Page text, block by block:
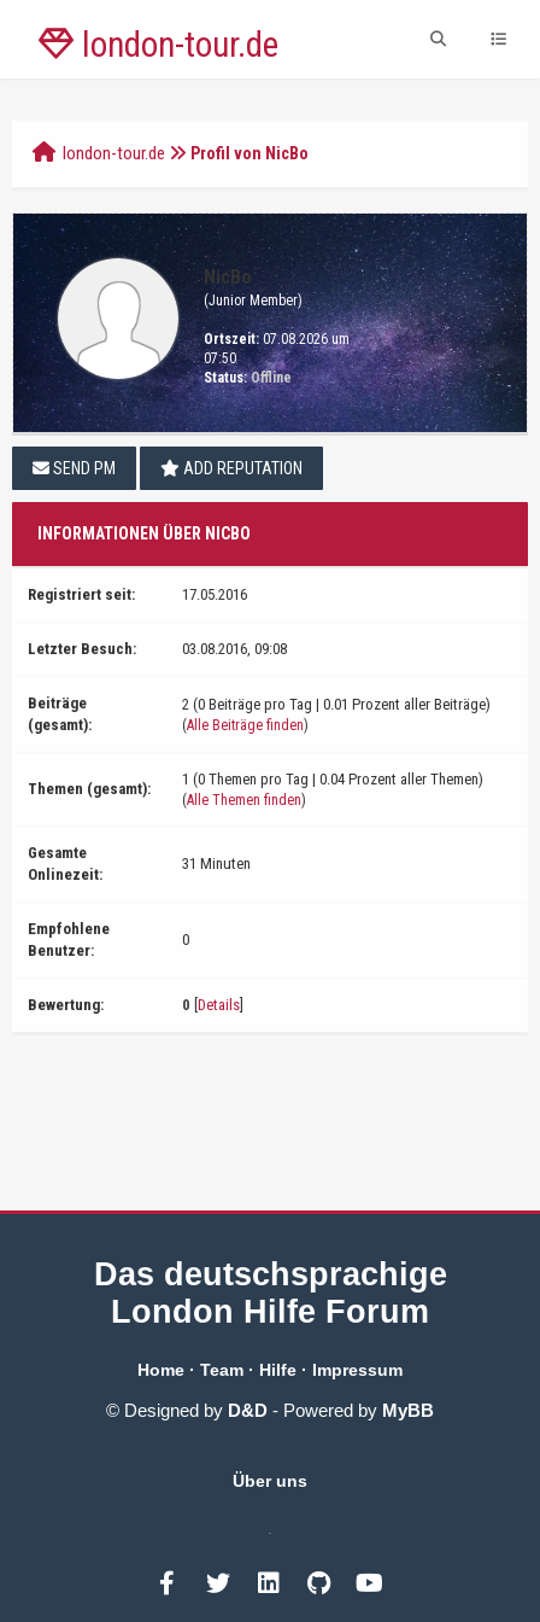
london-tour.de
london-tour.de Profil von NicBo
NicBo
(Junior Member)
Ortszeit:07.08.2026 um
07:50
Status: Offline
SEND PM ADD REPUTATION
INFORMATIONEN ÜBER NICBO
Registriert seit: 17.05.2016
Letzter Besuch: 03.08.2016, 09:08
Beiträge
(gesamt):
2 (0 Beiträge pro Tag | 0.01 Prozent aller Beiträge)
(Alle Beiträge finden)
Themen (gesamt):
1 (0 Themen pro Tag | 0.04 Prozent aller Themen)
(Alle Themen finden)
Gesamte
Onlinezeit:
31 Minuten
Empfohlene
Benutzer:
0
Bewertung: 0 Details
Das deutschsprachige
London Hilfe Forum
Home · Team · Hilfe · Impressum
© Designed by D&D - Powered by MyBB
Über uns
.